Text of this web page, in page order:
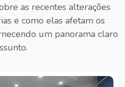
as recentes alterações
e como elas afetam os
um panorama claro